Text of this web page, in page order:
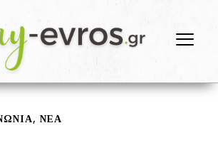
, ΝΕΑ